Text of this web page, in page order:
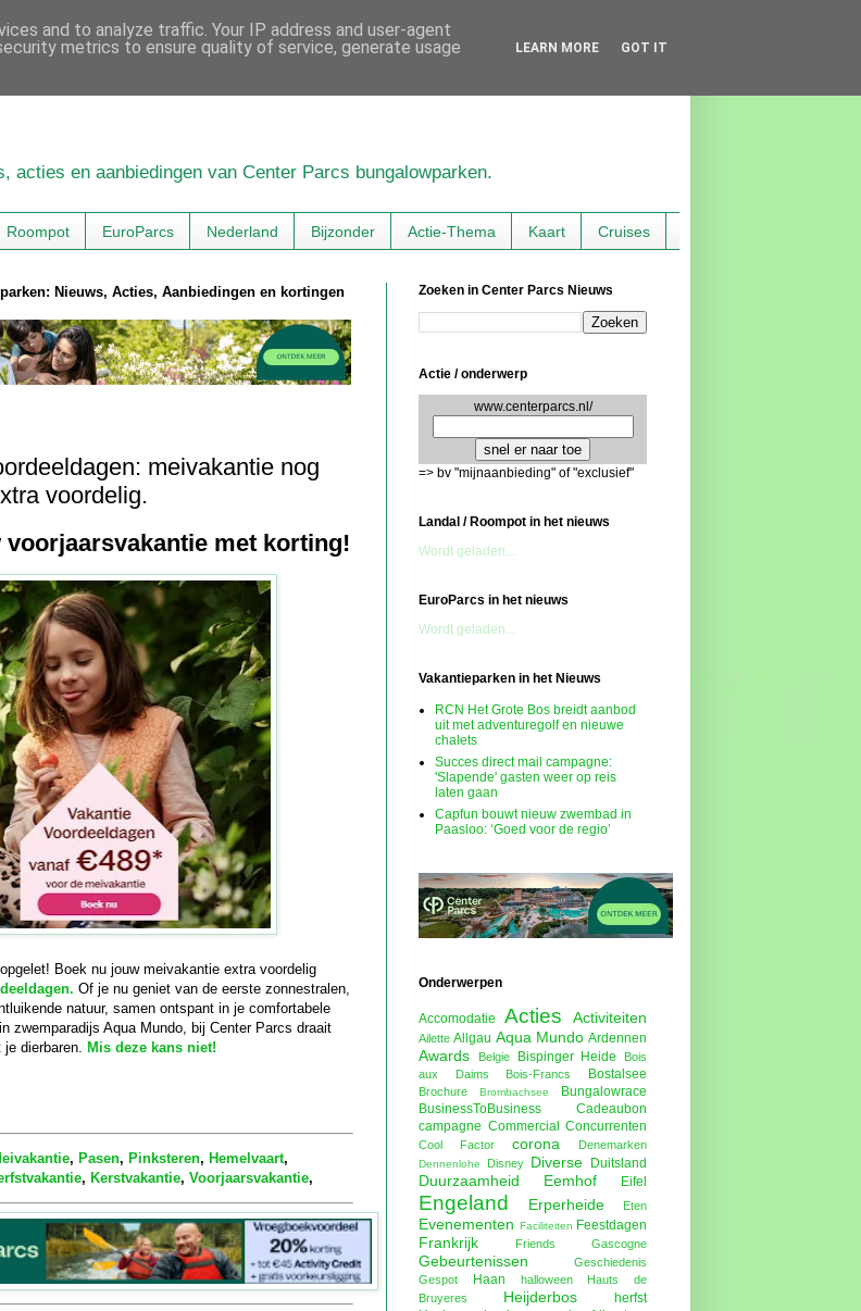
en aanbiedingen van Center Parcs bungalowparken.
Roompot EuroParcs Nederland Bijzonder Actie-Thema Kaart Cruises
Nieuws, Acties, Aanbiedingen en kortingen
meivakantie nog
voordelig.
voorjaarsvakantie met korting!
Boek nu jouw meivakantie extra voordelig
Of je nu geniet van de eerste zonnestralen,
natuur, samen ontspant in je comfortabele
zwemparadijs Aqua Mundo, bij Center Parcs draait
dierbaren. Mis deze kans niet!
, Pasen, Pinksteren, Hemelvaart,
, Kerstvakantie, Voorjaarsvakantie,
Zoeken in Center Parcs Nieuws
Actie / onderwerp
www.centerparcs.nl/
=> bv "mijnaanbieding" of "exclusief"
Landal / Roompot in het nieuws
Wordt geladen...
EuroParcs in het nieuws
Wordt geladen...
Vakantieparken in het Nieuws
RCN Het Grote Bos breidt aanbod
uit met adventuregolf en nieuwe
chalets
Succes direct mail campagne:
'Slapende' gasten weer op reis
laten gaan
Capfun bouwt nieuw zwembad in
Paasloo: ‘Goed voor de regio’
Onderwerpen
Accomodatie Acties Activiteiten
Ailette Allgau Aqua Mundo Ardennen
Awards Belgie Bispinger Heide
Bois
aux Daims
Bois-Francs Bostalsee
Brochure Brombachsee
Bungalowrace
BusinessToBusiness
Cadeaubon
campagne Commercial Concurrenten
Cool Factor corona Denemarken
Dennenlohe Disney Diverse Duitsland
Duurzaamheid Eemhof Eifel
Engeland Erperheide Eten
Evenementen Faciliteiten Feestdagen
Frankrijk Friends Gascogne
Gebeurtenissen
Geschiedenis
Gespot
Haan halloween
Hauts de
Bruyeres
Heijderbos
herfst
and to analyze traffic. Your IP address and user-agent
metrics to ensure quality of service, generate usage
LEARN MORE GOT IT